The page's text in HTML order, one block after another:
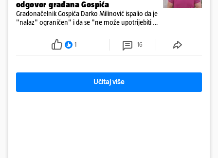
odgovor građana Gospića
Gradonačelnik Gospića Darko Milinović ispalio da je
"nalaz" ograničen" i da se "ne može upotrijebiti za
ga je naručio Uskok i da je dio spisa
1 16
Učitaj više